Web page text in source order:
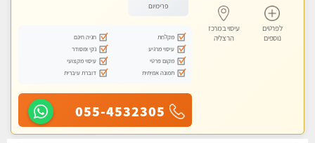
לפרטים
נוספים
עיסוי במרכז
הרצליה
פרימיום
מקלחת
חניה חינם
עיסוי מרגיע
נקי ומסודר
מקום פרטי
עיסוי מקצועי
תמונה אמיתית
דוברת עיברית
055-4532305